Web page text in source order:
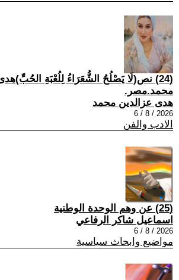
(24) نص(لَا يَصْلُحُ الشُّعَرَاءُ لِلُعْبَةِ
محمد.مصر.
هدى عزالدين محمد
2026 / 8 / 6
الادب والفن
(25) عن وهم الوحدة الوطنية
اسماعيل شاكر الرفاعي
2026 / 8 / 6
مواضيع وابحاث سياسية